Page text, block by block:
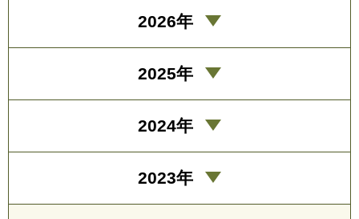
2026年
2025年
2024年
2023年